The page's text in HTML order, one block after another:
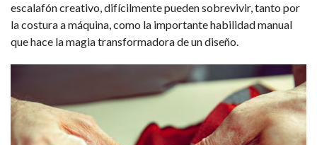
escalafón creativo, difícilmente pueden sobrevivir, tanto por
la costura a máquina, como la importante habilidad manual
que hace la magia transformadora de un diseño.